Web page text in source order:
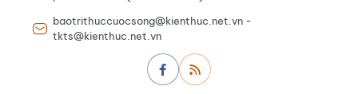
baotrithuccuocsong@kienthuc.net.vn -
tkts@kienthuc.net.vn